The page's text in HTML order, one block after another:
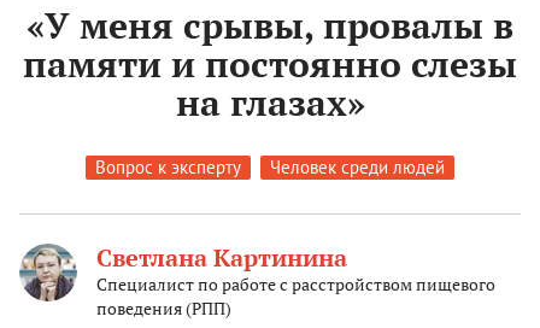
«У меня срывы, провалы в
памяти и постоянно слезы
на глазах»
Вопрос к эксперту Человек среди людей
Светлана Картинина
Специалист по работе с расстройством пищевого
поведения (РПП)